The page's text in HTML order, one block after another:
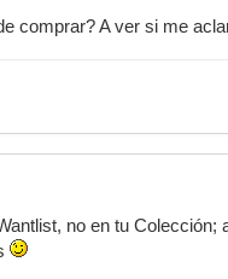
comprar? A ver si me
no en tu